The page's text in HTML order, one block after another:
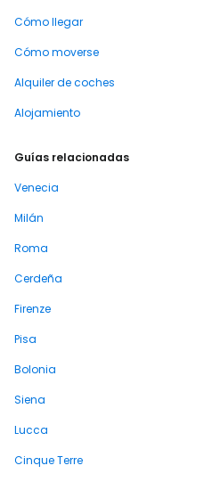
Cómo llegar
Cómo moverse
Alquiler de coches
Alojamiento
Guías relacionadas
Venecia
Milán
Roma
Cerdeña
Firenze
Pisa
Bolonia
Siena
Lucca
Cinque Terre